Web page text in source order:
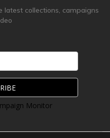
latest collections, campaigns